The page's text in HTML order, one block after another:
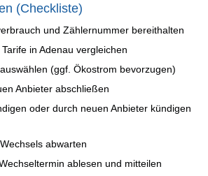
(Checkliste)
und Zählernummer bereithalten
in Adenau vergleichen
(ggf. Ökostrom bevorzugen)
Anbieter abschließen
oder durch neuen Anbieter kündigen
abwarten
ablesen und mitteilen